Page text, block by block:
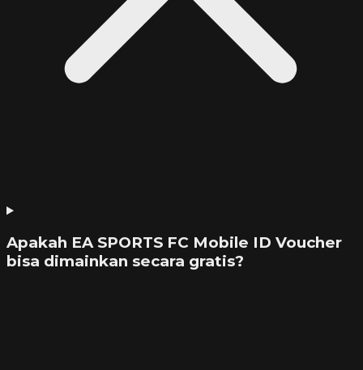
Apakah EA SPORTS FC Mobile ID Voucher
bisa dimainkan secara gratis?